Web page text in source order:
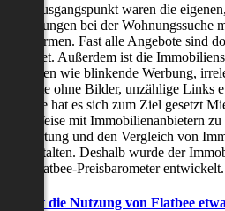
Der Ausgangspunkt waren die
Erfahrungen bei der Wohnungssuche
Plattformen. Fast alle Angebote sind
behaftet. Außerdem ist die
Faktoren wie blinkende Werbung,
Inserate ohne Bilder, unzählige Links
Flatbee hat es sich zum Ziel gesetzt
und Weise mit Immobilienanbietern
Bewertung und den Vergleich von
zu gestalten. Deshalb wurde der
und Flatbee-Preisbarometer entwickelt.
Kostet die Nutzung von Flatbee